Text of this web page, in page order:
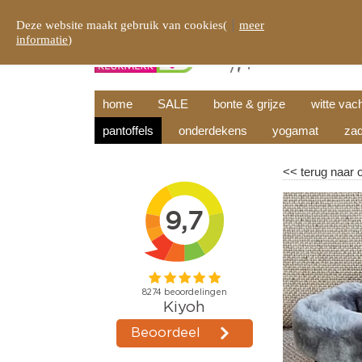
home SALE bonte & grijze witte
pantoffels
onderdekens yogamat
<<terug naar
Deze website maakt gebruik van cookies(
meer
informatie)